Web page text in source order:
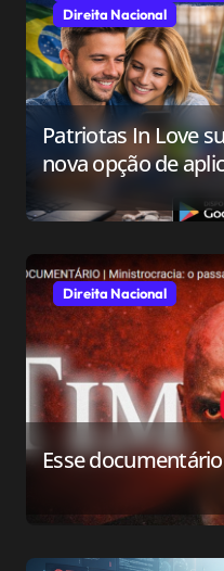
Direita Nacional
Patriotas In Love
nova opção de
relacionamento
conservador
Direita Nacional
Esse